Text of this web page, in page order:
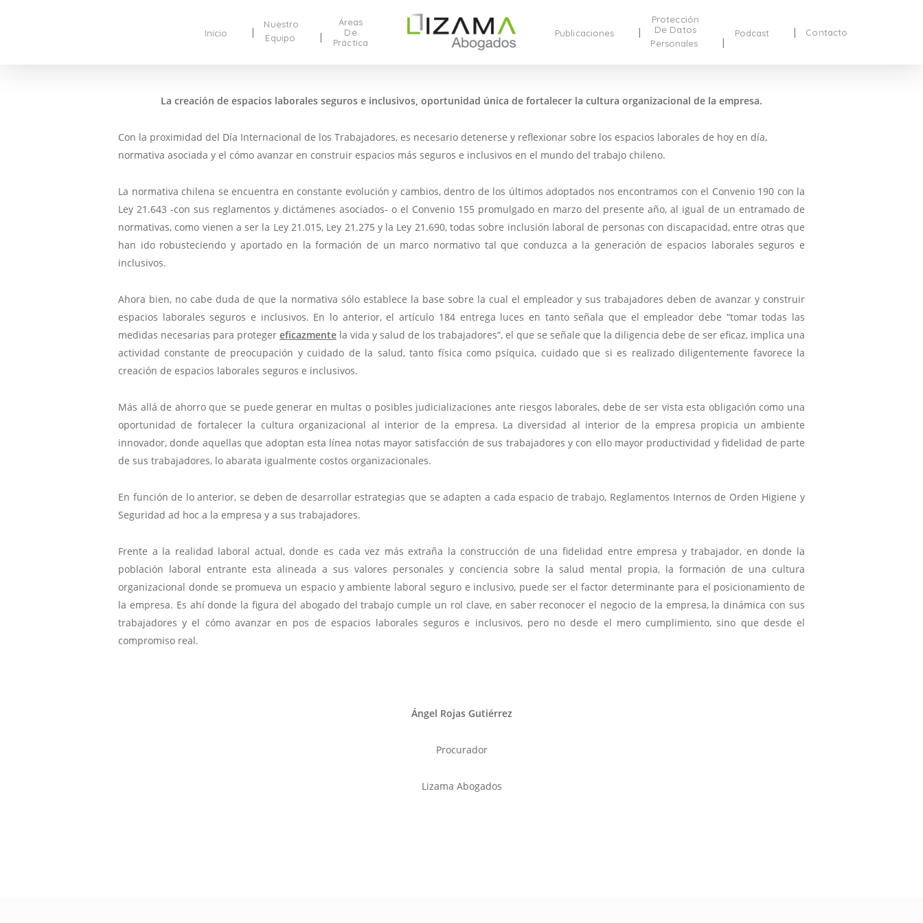
Inicio
Nuestro
Equipo
Áreas
De
Práctica
Publicaciones
Protección
De Datos
Personales
Podcast Contacto
La creación de espacios laborales seguros e inclusivos, oportunidad única de fortalecer la cultura organizacional de la empresa.
Con la proximidad del Día Internacional de los Trabajadores, es necesario detenerse y reflexionar sobre los espacios laborales de hoy en día,
normativa asociada y el cómo avanzar en construir espacios más seguros e inclusivos en el mundo del trabajo chileno.
La normativa chilena se encuentra en constante evolución y cambios, dentro de los últimos adoptados nos encontramos con el Convenio 190 con la
Ley 21.643 -con sus reglamentos y dictámenes asociados- o el Convenio 155 promulgado en marzo del presente año, al igual de un entramado de
normativas, como vienen a ser la Ley 21.015, Ley 21.275 y la Ley 21.690, todas sobre inclusión laboral de personas con discapacidad, entre otras que
han ido robusteciendo y aportado en la formación de un marco normativo tal que conduzca a la generación de espacios laborales seguros e
inclusivos.
Ahora bien, no cabe duda de que la normativa sólo establece la base sobre la cual el empleador y sus trabajadores deben de avanzar y construir
espacios laborales seguros e inclusivos. En lo anterior, el artículo 184 entrega luces en tanto señala que el empleador debe “tomar todas las
medidas necesarias para proteger eficazmente la vida y salud de los trabajadores”, el que se señale que la diligencia debe de ser eficaz, implica una
actividad constante de preocupación y cuidado de la salud, tanto física como psíquica, cuidado que si es realizado diligentemente favorece la
creación de espacios laborales seguros e inclusivos.
Más allá de ahorro que se puede generar en multas o posibles judicializaciones ante riesgos laborales, debe de ser vista esta obligación como una
oportunidad de fortalecer la cultura organizacional al interior de la empresa. La diversidad al interior de la empresa propicia un ambiente
innovador, donde aquellas que adoptan esta línea notas mayor satisfacción de sus trabajadores y con ello mayor productividad y fidelidad de parte
de sus trabajadores, lo abarata igualmente costos organizacionales.
En función de lo anterior, se deben de desarrollar estrategias que se adapten a cada espacio de trabajo, Reglamentos Internos de Orden Higiene y
Seguridad ad hoc a la empresa y a sus trabajadores.
Frente a la realidad laboral actual, donde es cada vez más extraña la construcción de una fidelidad entre empresa y trabajador, en donde la
población laboral entrante esta alineada a sus valores personales y conciencia sobre la salud mental propia, la formación de una cultura
organizacional donde se promueva un espacio y ambiente laboral seguro e inclusivo, puede ser el factor determinante para el posicionamiento de
la empresa. Es ahí donde la figura del abogado del trabajo cumple un rol clave, en saber reconocer el negocio de la empresa, la dinámica con sus
trabajadores y el cómo avanzar en pos de espacios laborales seguros e inclusivos, pero no desde el mero cumplimiento, sino que desde el
compromiso real.
Ángel Rojas Gutiérrez
Procurador
Lizama Abogados